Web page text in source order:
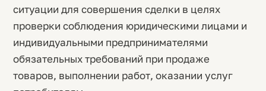
ситуации для совершения сделки в целях
проверки соблюдения юридическими лицами и
индивидуальными предпринимателями
обязательных требований при продаже
товаров, выполнении работ, оказании услуг